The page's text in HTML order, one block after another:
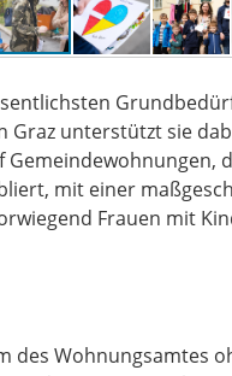
Graz unterstützt sie
mit einer
Frauen mit
des Wohnungsamtes